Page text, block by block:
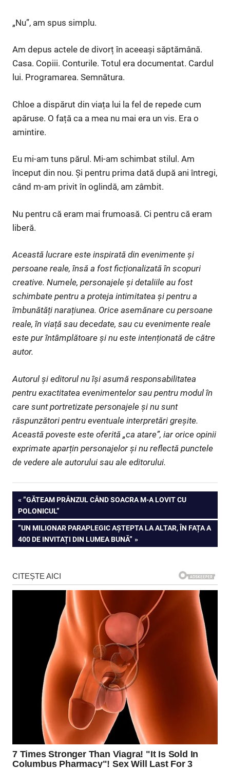
„Nu”, am spus simplu.
Am depus actele de divorț în aceeași săptămână.
Casa. Copiii. Conturile. Totul era documentat. Cardul
lui. Programarea. Semnătura.
Chloe a dispărut din viața lui la fel de repede cum
apăruse. O față ca a mea nu mai era un vis. Era o
amintire.
Eu mi-am tuns părul. Mi-am schimbat stilul. Am
început din nou. Și pentru prima dată după ani întregi,
când m-am privit în oglindă, am zâmbit.
Nu pentru că eram mai frumoasă. Ci pentru că eram
liberă.
Această lucrare este inspirată din evenimente și
persoane reale, însă a fost ficționalizată în scopuri
creative. Numele, personajele și detaliile au fost
schimbate pentru a proteja intimitatea și pentru a
îmbunătăți narațiunea. Orice asemănare cu persoane
reale, în viață sau decedate, sau cu evenimente reale
este pur întâmplătoare și nu este intenționată de către
autor.
Autorul și editorul nu își asumă responsabilitatea
pentru exactitatea evenimentelor sau pentru modul în
care sunt portretizate personajele și nu sunt
răspunzători pentru eventuale interpretări greșite.
Această poveste este oferită „ca atare”, iar orice opinii
exprimate aparțin personajelor și nu reflectă punctele
de vedere ale autorului sau ale editorului.
Navigare
în
articole
PREVIOUS
POST:
”GĂTEAM PRÂNZUL CÂND SOACRA M-A LOVIT CU
POLONICUL”
NEXT
POST:
”UN MILIONAR PARAPLEGIC AȘTEPTA LA ALTAR, ÎN FAȚA A
400 DE INVITAȚI DIN LUMEA BUNĂ”